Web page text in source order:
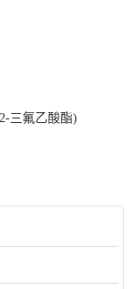
三氟乙酸酯)